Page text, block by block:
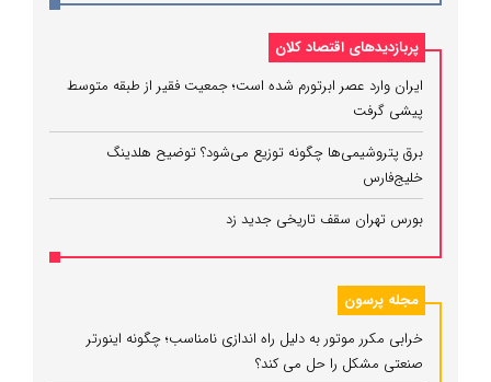
پربازدیدهای اقتصاد کلان
ایران وارد عصر ابرتورم شده است؛ جمعیت فقیر از طبقه متوسط
پیشی گرفت
برق پتروشیمی‌ها چگونه توزیع می‌شود؟ توضیح هلدینگ
خلیج‌فارس
بورس تهران سقف تاریخی جدید زد
مجله پرسون
خرابی مکرر موتور به دلیل راه‌ اندازی نامناسب؛ چگونه اینورتر
صنعتی مشکل را حل می‌ کند؟